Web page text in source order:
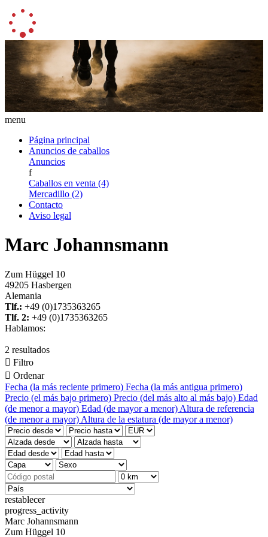
menu
Página principal
Anuncios de caballos
Anuncios
f
Caballos en venta (4)
Mercadillo (2)
Contacto
Aviso legal
Marc Johannsmann
Zum Hüggel 10
49205 Hasbergen
Alemania
Tlf.: +49 (0)1735363265
Tlf. 2: +49 (0)1735363265
Hablamos:
2 resultados
 Filtro
 Ordenar
Fecha (la más reciente primero) Fecha (la más antigua primero)
Precio (el más bajo primero) Precio (del más alto al más bajo) Edad
(de menor a mayor) Edad (de mayor a menor) Altura de referencia
(de menor a mayor) Altura de la estatura (de mayor a menor)
restablecer
progress_activity
Marc Johannsmann
Zum Hüggel 10